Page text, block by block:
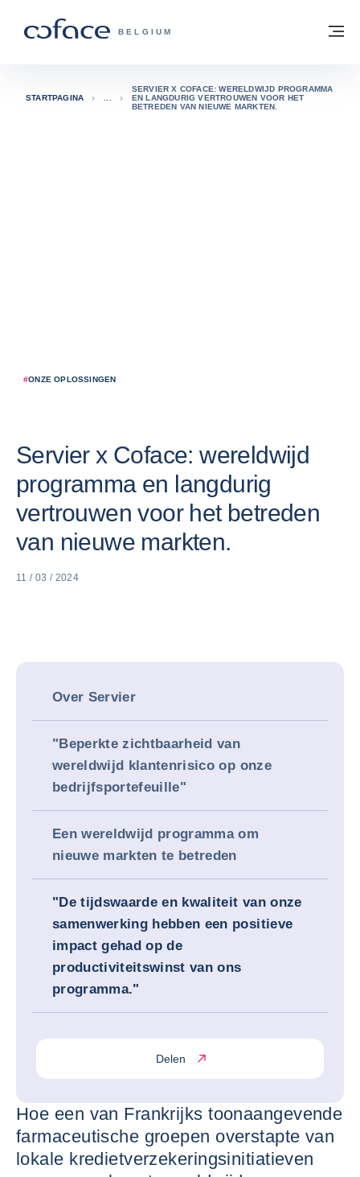
COFACE, FOR TRADE - GROEP
BELGIUM
Terug naar startpagina
#ONZE OPLOSSINGEN
STARTPAGINA
SERVIER X COFACE: WERELDWIJD PROGRAMMA
EN LANGDURIG VERTROUWEN VOOR HET
BETREDEN VAN NIEUWE MARKTEN.
Servier x Coface: wereldwijd
programma en langdurig
vertrouwen voor het betreden
van nieuwe markten.
11 / 03 / 2024
Over Servier
"Beperkte zichtbaarheid van
wereldwijd klantenrisico op onze
bedrijfsportefeuille"
Een wereldwijd programma om
nieuwe markten te betreden
"De tijdswaarde en kwaliteit van onze
samenwerking hebben een positieve
impact gehad op de
productiviteitswinst van ons
programma."
Delen
Hoe een van Frankrijks toonaangevende
farmaceutische groepen overstapte van
lokale kredietverzekeringsinitiatieven